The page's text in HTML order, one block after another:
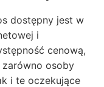
dostępny jest w
i
cenową,
osoby
i te oczekujące